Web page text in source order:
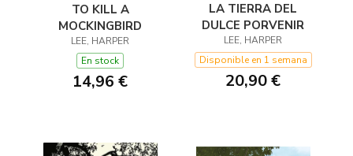
TO KILL A
MOCKINGBIRD
LEE, HARPER
En stock
14,96 €
LA TIERRA DEL
DULCE PORVENIR
LEE, HARPER
Disponible en 1 semana
20,90 €